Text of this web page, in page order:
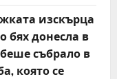
изскърца
бях донесла в
събрало в
която се